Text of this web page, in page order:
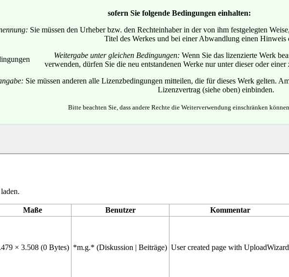
sofern Sie folgende Bedingungen einhalten:
Sie müssen den Urheber bzw. den Rechteinhaber in der von ihm festgelegten
Titel des Werkes und bei einer Abwandlung einen Hinweis
Weitergabe unter gleichen Bedingungen: Wenn Sie das lizenzierte Werk
verwenden, dürfen Sie die neu entstandenen Werke nur unter dieser oder
Sie müssen anderen alle Lizenzbedingungen mitteilen, die für dieses Werk gelten.
Lizenzvertrag (siehe oben) einbinden.
Bitte beachten Sie, dass andere Rechte die Weiterverwendung einschränken
Maße Benutzer Kommentar
× 3.508(0 Bytes) *m.g.* (Diskussion |Beiträge) User created page with UploadWizard